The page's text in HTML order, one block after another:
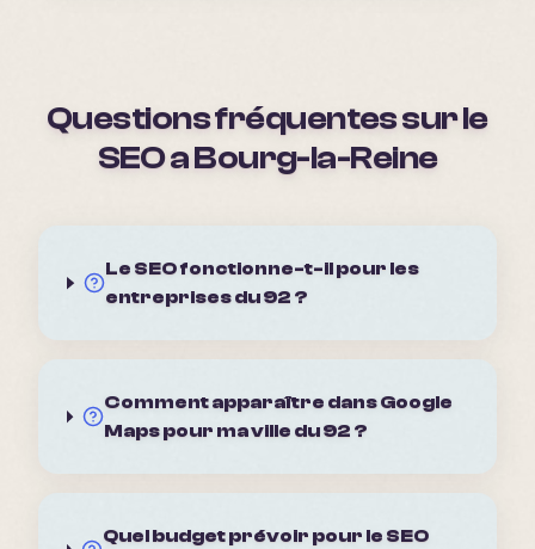
Questions fréquentes sur le
SEO aBourg-la-Reine
Le SEO fonctionne-t-il pour les
entreprises du 92 ?
Comment apparaître dans Google
Maps pour ma ville du 92 ?
Quel budget prévoir pour le SEO